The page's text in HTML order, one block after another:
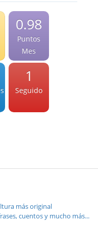
0.98
Puntos
Mes
1
Seguido
más original
cuentos y mucho más...